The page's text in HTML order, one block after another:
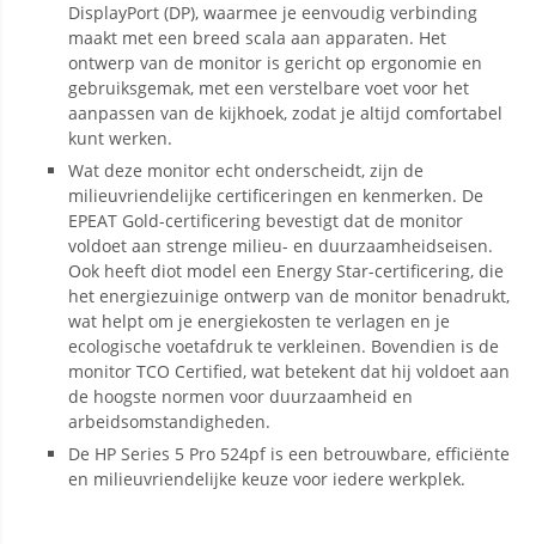
DisplayPort (DP), waarmee je eenvoudig verbinding
maakt met een breed scala aan apparaten. Het
ontwerp van de monitor is gericht op ergonomie en
gebruiksgemak, met een verstelbare voet voor het
aanpassen van de kijkhoek, zodat je altijd comfortabel
kunt werken.
Wat deze monitor echt onderscheidt, zijn de
milieuvriendelijke certificeringen en kenmerken. De
EPEAT Gold-certificering bevestigt dat de monitor
voldoet aan strenge milieu- en duurzaamheidseisen.
Ook heeft diot model een Energy Star-certificering, die
het energiezuinige ontwerp van de monitor benadrukt,
wat helpt om je energiekosten te verlagen en je
ecologische voetafdruk te verkleinen. Bovendien is de
monitor TCO Certified, wat betekent dat hij voldoet aan
de hoogste normen voor duurzaamheid en
arbeidsomstandigheden.
De HP Series 5 Pro 524pf is een betrouwbare, efficiënte
en milieuvriendelijke keuze voor iedere werkplek.